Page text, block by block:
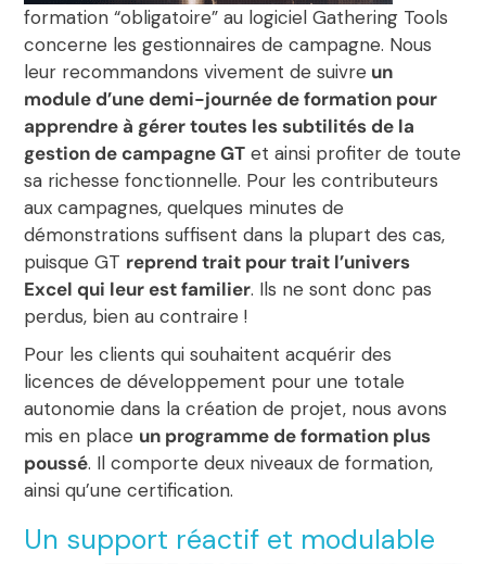
formation “obligatoire” au logiciel Gathering Tools
concerne les gestionnaires de campagne. Nous
leur recommandons vivement de suivre un
module d’une demi-journée de formation pour
apprendre à gérer toutes les subtilités de la
gestion de campagne GT et ainsi profiter de toute
sa richesse fonctionnelle. Pour les contributeurs
aux campagnes, quelques minutes de
démonstrations suffisent dans la plupart des cas,
puisque GT reprend trait pour trait l’univers
Excel qui leur est familier. Ils ne sont donc pas
perdus, bien au contraire !
Pour les clients qui souhaitent acquérir des
licences de développement pour une totale
autonomie dans la création de projet, nous avons
mis en place un programme de formation plus
poussé. Il comporte deux niveaux de formation,
ainsi qu’une certification.
Un support réactif et modulable